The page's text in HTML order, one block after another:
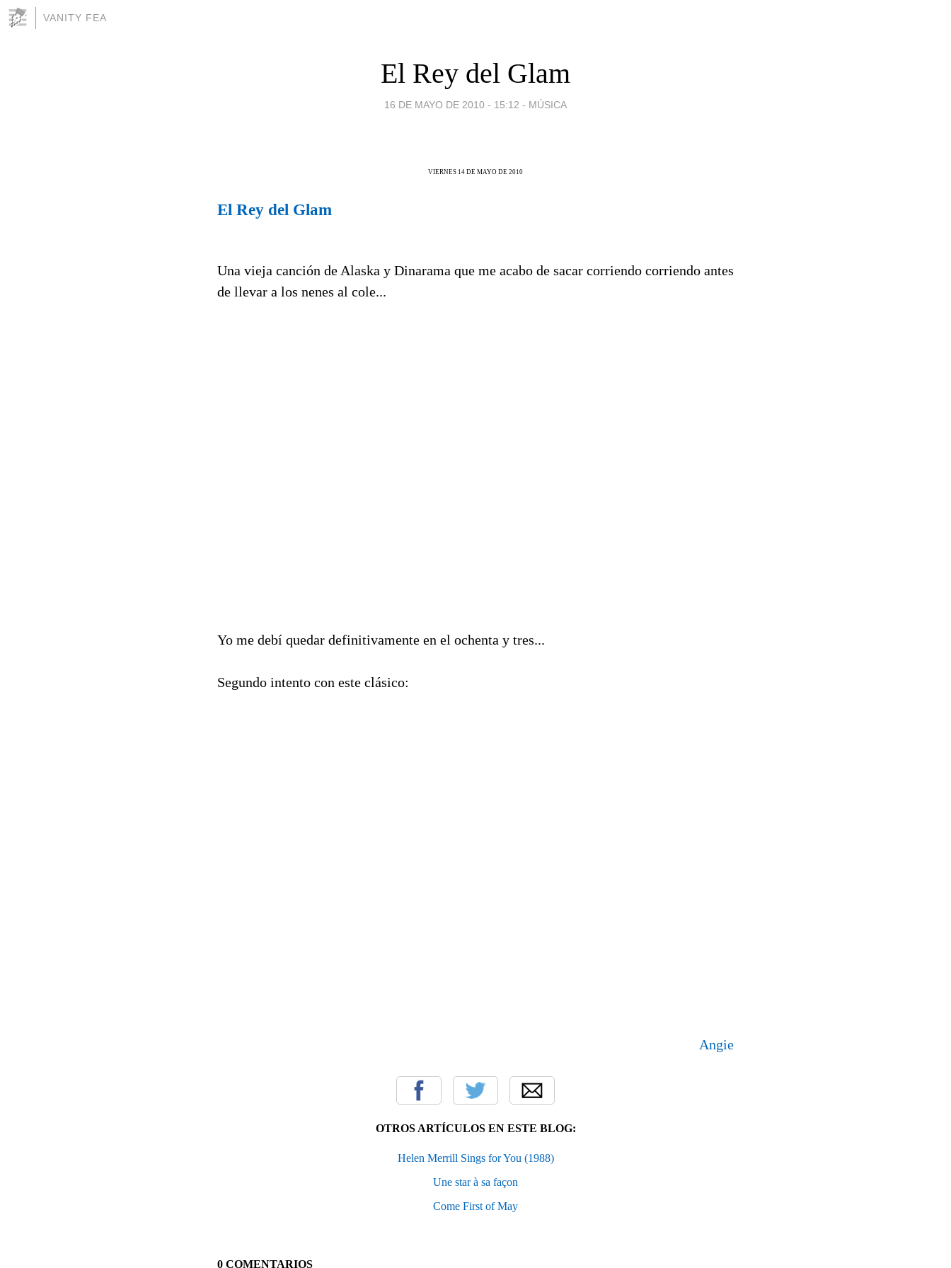
VANITY FEA
El Rey del Glam
16 DE MAYO DE 2010 - 15:12 - MÚSICA
VIERNES 14 DE MAYO DE 2010
El Rey del Glam
Una vieja canción de Alaska y Dinarama que me acabo de sacar corriendo corriendo antes
de llevar a los nenes al cole...
Yo me debí quedar definitivamente en el ochenta y tres...
Segundo intento con este clásico:
Angie
OTROS ARTÍCULOS EN ESTE BLOG:
Helen Merrill Sings for You (1988)
Une star à sa façon
Come First of May
0 COMENTARIOS